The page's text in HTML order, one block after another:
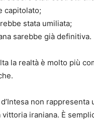
capitolato;
stata umiliata;
sarebbe già definitiva.
la realtà è molto più
non rappresenta
vittoria iraniana. È